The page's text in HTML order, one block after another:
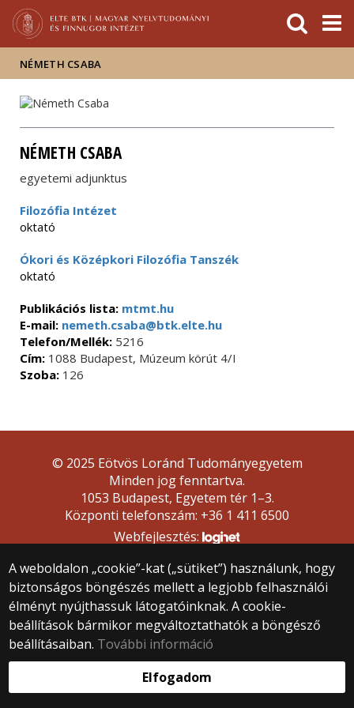
Hírek
Események
ELTE a
sajtóban
NÉMETH CSABA
NÉMETH CSABA
egyetemi adjunktus
Filozófia Intézet
oktató
Ókori és Középkori Filozófia Tanszék
oktató
Publikációs lista: mtmt.hu
E-mail: nemeth.csaba@btk.elte.hu
Telefon/Mellék: 5216
Cím: 1088 Budapest, Múzeum körút 4/I
Szoba: 126
A weboldalon „cookie”-kat („sütiket”) használunk, hogy
biztonságos böngészés mellett a legjobb felhasználói
élményt nyújthassuk látogatóinknak. A cookie-
beállítások bármikor megváltoztathatók a böngésző
beállításaiban. További információ
Elfogadom
© 2025 Eötvös Loránd Tudományegyetem
Minden jog fenntartva.
1053 Budapest, Egyetem tér 1–3.
Központi telefonszám: +36 1 411 6500
Webfejlesztés: